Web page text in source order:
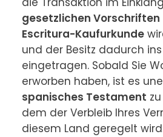
gesetzlichen Vorschriften
Escritura-Kaufurkunde
und der Besitz dadurch
eingetragen. Sobald Sie
spanisches Testament
dem der Verbleib Ihres
diesem Land geregelt